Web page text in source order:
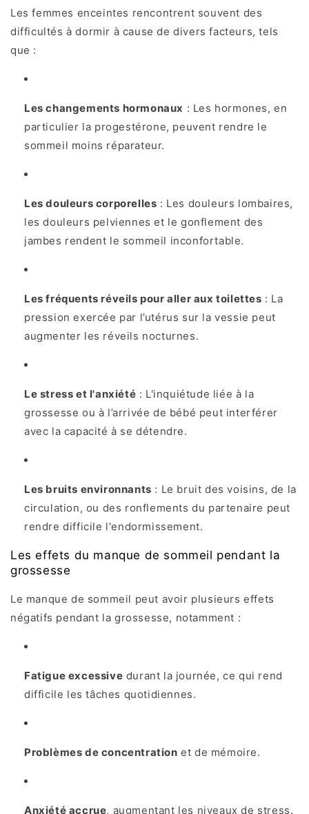
Les femmes enceintes rencontrent souvent des
difficultés à dormir à cause de divers facteurs, tels
que :
Les changements hormonaux : Les hormones, en
particulier la progestérone, peuvent rendre le
sommeil moins réparateur.
Les douleurs corporelles : Les douleurs lombaires,
les douleurs pelviennes et le gonflement des
jambes rendent le sommeil inconfortable.
Les fréquents réveils pour aller aux toilettes : La
pression exercée par l’utérus sur la vessie peut
augmenter les réveils nocturnes.
Le stress et l'anxiété : L'inquiétude liée à la
grossesse ou à l’arrivée de bébé peut interférer
avec la capacité à se détendre.
Les bruits environnants : Le bruit des voisins, de la
circulation, ou des ronflements du partenaire peut
rendre difficile l'endormissement.
Les effets du manque de sommeil pendant la
grossesse
Le manque de sommeil peut avoir plusieurs effets
négatifs pendant la grossesse, notamment :
Fatigue excessive durant la journée, ce qui rend
difficile les tâches quotidiennes.
Problèmes de concentration et de mémoire.
Anxiété accrue, augmentant les niveaux de stress.